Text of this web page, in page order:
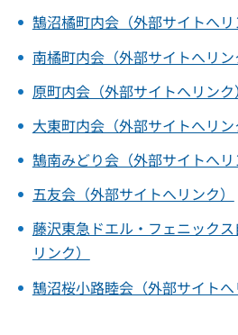
鵠沼橘町内会（外部サイトへリ
南橘町内会（外部サイトへリン
原町内会（外部サイトへリンク）
大東町内会（外部サイトへリン
鵠南みどり会（外部サイトへリ
五友会（外部サイトへリンク）
藤沢東急ドエル・フェニック
リンク）
鵠沼桜小路睦会（外部サイトへ